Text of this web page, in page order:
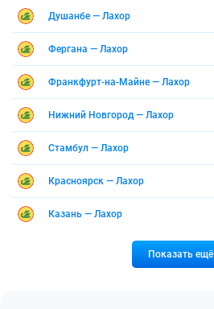
Душанбе — Лахор
Фергана — Лахор
Франкфурт-на-Майне — Лахор
Нижний Новгород — Лахор
Стамбул — Лахор
Красноярск — Лахор
Казань — Лахор
Показать ещё